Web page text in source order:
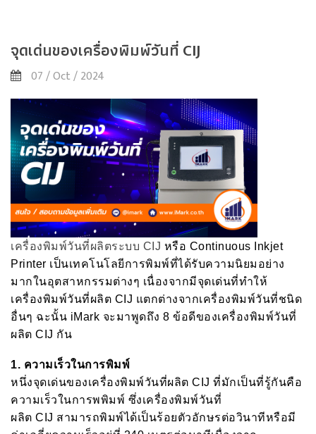
จุดเด่นของเครื่องพิมพ์วันที่ CIJ
07 / Oct / 2024
เครื่องพิมพ์วันที่ผลิตระบบ CIJ หรือ Continuous Inkjet
Printer เป็นเทคโนโลยีการพิมพ์ที่ได้รับความนิยมอย่าง
มากในอุตสาหกรรมต่างๆ เนื่องจากมีจุดเด่นที่ทำให้
เครื่องพิมพ์วันที่ผลิต CIJ แตกต่างจากเครื่องพิมพ์วันที่ชนิด
อื่นๆ ฉะนั้น iMark จะมาพูดถึง 8 ข้อดีของเครื่องพิมพ์วันที่
ผลิต CIJ กัน
1. ความเร็วในการพิมพ์
หนึ่งจุดเด่นของเครื่องพิมพ์วันที่ผลิต CIJ ที่มักเป็นที่รู้กันคือ
ความเร็วในการพพิมพ์ ซึ่งเครื่องพิมพ์วันที่
ผลิต CIJ สามารถพิมพ์ได้เป็นร้อยตัวอักษรต่อวินาทีหรือมี